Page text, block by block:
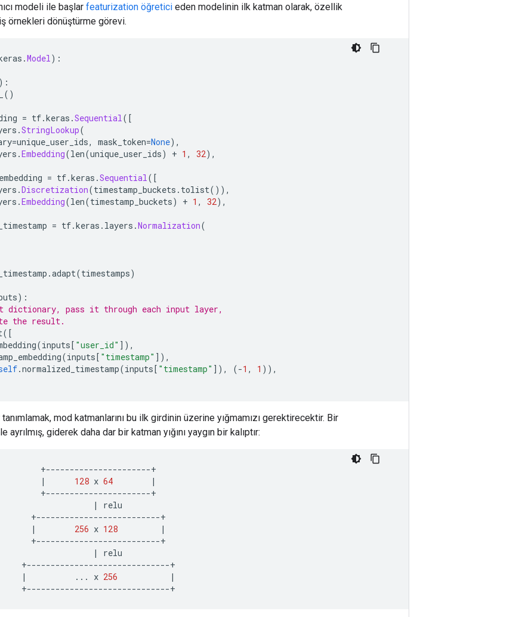
modeli ile başlar featurization öğretici eden modelinin ilk katman olarak, özellik
örnekleri dönüştürme görevi.
.Model):
):
()
= tf.keras .Sequential([
.StringLookup(
=unique_user_ids, mask_token=None),
.Embedding(len(unique_user_ids) + 1 , 32),
= tf.keras .Sequential([
.Discretization(timestamp_buckets . tolist()),
.Embedding(len(timestamp_buckets) + 1 , 32),
= tf.keras . layers .Normalization(
.adapt(timestamps)
):
dictionary, pass it through each input layer,
the result.
([
(inputs[ "user_id" ]),
(inputs[ "timestamp" ]),
.normalized_timestamp(inputs[ "timestamp" ]), (-1 , 1 )),
mod katmanlarını bu ilk girdinin üzerine yığmamızı gerektirecektir. Bir
giderek daha dar bir katman yığını yaygın bir kalıptır:
+----------------------+
|
128 x 64
|
+----------------------+
|
relu
+--------------------------+
|
256 x 128
|
+--------------------------+
|
relu
+------------------------------+
|
... x 256
|
+------------------------------+